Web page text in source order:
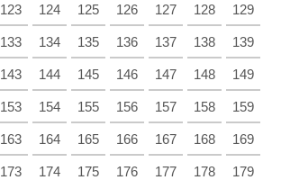
123 124 125 126 127 128 129
133 134 135 136 137 138 139
143 144 145 146 147 148 149
153 154 155 156 157 158 159
163 164 165 166 167 168 169
173 174 175 176 177 178 179